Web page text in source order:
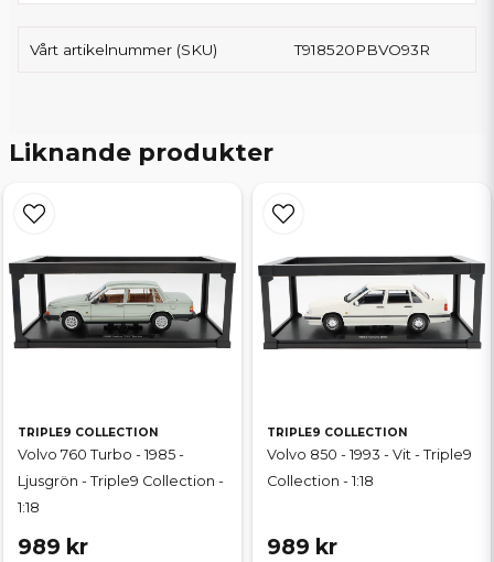
Vårt artikelnummer (SKU) T918520PBVO93R
Liknande produkter
TRIPLE9 COLLECTION
Volvo 760 Turbo - 1985 -
Ljusgrön - Triple9 Collection -
1:18
989 kr
TRIPLE9 COLLECTION
Volvo 850 - 1993 - Vit - Triple9
Collection - 1:18
989 kr